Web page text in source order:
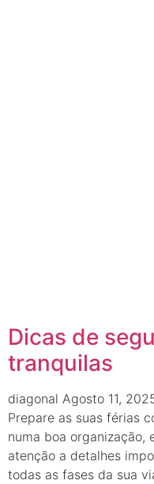
Dicas de
tranquilas
diagonal Agosto 11,
Prepare as suas férias
numa boa organização,
atenção a detalhes
todas as fases da sua